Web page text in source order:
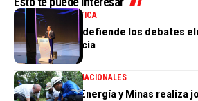
NACIONALESPOLÍTICA
Abel Martínez defiende los debates
de la democracia
MEDIO AMBIENTENACIONALES
Ministerio de Energía y Minas realiza